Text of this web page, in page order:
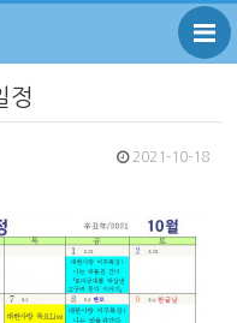
정
2021-10-18